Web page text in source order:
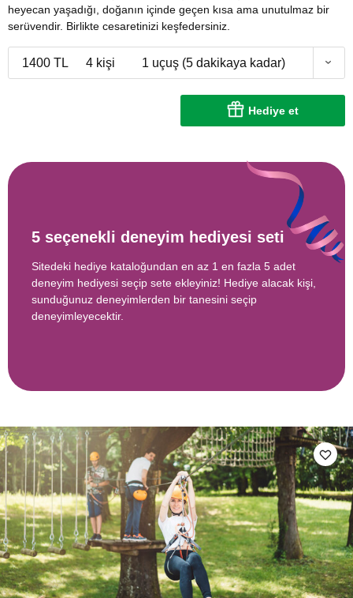
heyecan yaşadığı, doğanın içinde geçen kısa ama unutulmaz bir
serüvendir. Birlikte cesaretinizi keşfedersiniz.
1400 TL 4 kişi 1 uçuş (5 dakikaya kadar)
Hediye et
5 seçenekli deneyim hediyesi seti
Sitedeki hediye kataloğundan en az 1 en fazla 5 adet
deneyim hediyesi seçip sete ekleyiniz! Hediye alacak kişi,
sunduğunuz deneyimlerden bir tanesini seçip
deneyimleyecektir.